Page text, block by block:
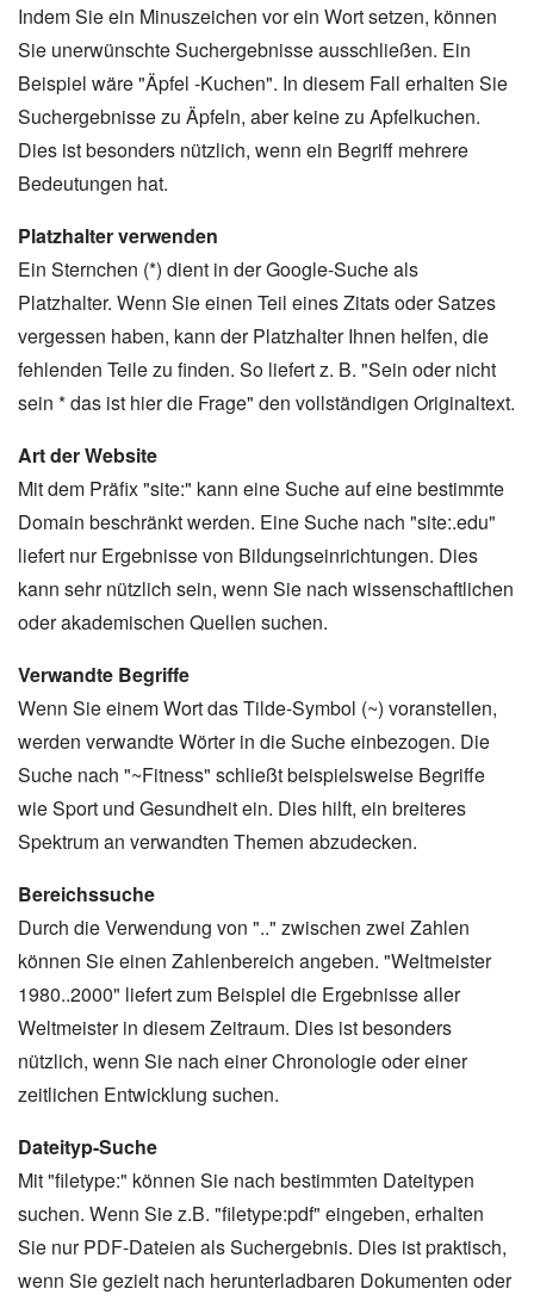
Indem Sie ein Minuszeichen vor ein Wort setzen, können
Sie unerwünschte Suchergebnisse ausschließen. Ein
Beispiel wäre "Äpfel -Kuchen". In diesem Fall erhalten Sie
Suchergebnisse zu Äpfeln, aber keine zu Apfelkuchen.
Dies ist besonders nützlich, wenn ein Begriff mehrere
Bedeutungen hat.
Platzhalter verwenden
Ein Sternchen (*) dient in der Google-Suche als
Platzhalter. Wenn Sie einen Teil eines Zitats oder Satzes
vergessen haben, kann der Platzhalter Ihnen helfen, die
fehlenden Teile zu finden. So liefert z. B. "Sein oder nicht
sein * das ist hier die Frage" den vollständigen Originaltext.
Art der Website
Mit dem Präfix "site:" kann eine Suche auf eine bestimmte
Domain beschränkt werden. Eine Suche nach "site:.edu"
liefert nur Ergebnisse von Bildungseinrichtungen. Dies
kann sehr nützlich sein, wenn Sie nach wissenschaftlichen
oder akademischen Quellen suchen.
Verwandte Begriffe
Wenn Sie einem Wort das Tilde-Symbol (~) voranstellen,
werden verwandte Wörter in die Suche einbezogen. Die
Suche nach "~Fitness" schließt beispielsweise Begriffe
wie Sport und Gesundheit ein. Dies hilft, ein breiteres
Spektrum an verwandten Themen abzudecken.
Bereichssuche
Durch die Verwendung von ".." zwischen zwei Zahlen
können Sie einen Zahlenbereich angeben. "Weltmeister
1980..2000" liefert zum Beispiel die Ergebnisse aller
Weltmeister in diesem Zeitraum. Dies ist besonders
nützlich, wenn Sie nach einer Chronologie oder einer
zeitlichen Entwicklung suchen.
Dateityp-Suche
Mit "filetype:" können Sie nach bestimmten Dateitypen
suchen. Wenn Sie z.B. "filetype:pdf" eingeben, erhalten
Sie nur PDF-Dateien als Suchergebnis. Dies ist praktisch,
wenn Sie gezielt nach herunterladbaren Dokumenten oder